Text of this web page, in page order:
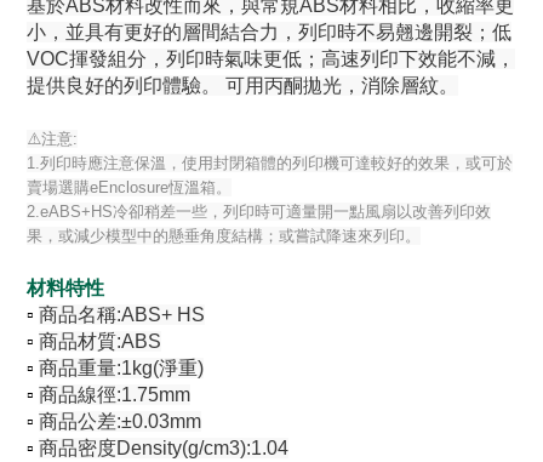
基於ABS材料改性而來，與常規ABS材料相比，收縮率更
小，並具有更好的層間結合力，列印時不易翹邊開裂；低
VOC揮發組分，列印時氣味更低；高速列印下效能不減，
提供良好的列印體驗。 可用丙酮拋光，消除層紋。
⚠️注意:
1.列印時應注意保溫，使用封閉箱體的列印機可達較好的效果，或可於
賣場選購eEnclosure恆溫箱。
2.eABS+HS冷卻稍差一些，列印時可適量開一點風扇以改善列印效
果，或減少模型中的懸垂角度結構；或嘗試降速來列印。
材料特性
▫︎ 商品名稱:ABS+ HS
▫︎ 商品材質:ABS
▫︎ 商品重量:1kg(淨重)
▫︎ 商品線徑:1.75mm
▫︎ 商品公差:±0.03mm
▫︎ 商品密度Density(g/cm3):1.04